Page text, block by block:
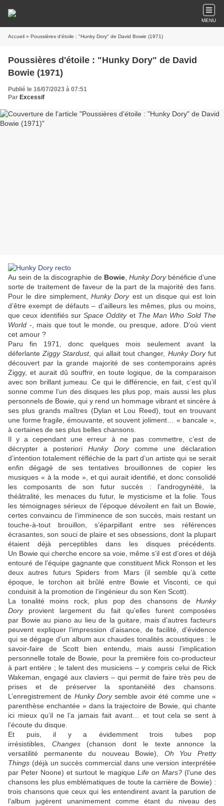
MENU
Accueil » Poussières d'étoile : "Hunky Dory" de David Bowie (1971)
Poussières d'étoile : "Hunky Dory" de David
Bowie (1971)
Publié le 16/07/2023 à 07:51
Par Excessif
Au sein de la discographie de Bowie, Hunky Dorybénéficie d’une
sorte de traitement de faveur de la part de la majorité des fans.
Pour le dire simplement,Hunky Doryest un disque qui est loin
d’être exempt de défauts – d’ailleurs les mêmes, plus ou moins,
que ceux identifiés surSpace Oddity et The Man Who Sold The
World -, mais que tout le monde, ou presque, adore. D’où vient
cet amour ?
Paru fin 1971, donc quelques mois seulement avant la
déferlanteZiggy Stardust, qui allait tout changer, Hunky Doryfut
découvert par la grande majorité de ses contemporains après
Ziggy, et aurait dû souffrir, en toute logique, de la comparaison
avec son brillant jumeau. Ce qui le différencie, en fait, c’est qu’il
sonne comme l’un des disques les plus pop, mais aussi les plus
personnels de Bowie , qui y rend un hommage vibrant et sincère à
ses plus grands maîtres (Dylanet Lou Reed), tout en trouvant
une forme fragile, émouvante, et souvent joliment… « bancale »,
à certaines de ses plus belles chansons.
Il y a cependant une erreur à ne pas commettre, c’est de
décrypter a posterioriHunky Dorycomme une déclaration
d’intention totalement réfléchie de la part d’un artiste qui se serait
enfin dégagé de ses tentatives brouillonnes de copier les
musiques « à la mode », et qui aurait identifié, et donc consolidé
les composants de son futur succès : l’androgynéité, la
théâtralité, les menaces du futur, le mysticisme et la folie. Tous
les témoignages sérieux de l’époque dévoilent en fait un Bowie
certes convaincu de l’imminence de son succès, mais restant un
touche-à-tout brouillon, s’éparpillant entre ses références
écrasantes, son souci de plaire et ses obsessions, dont la plupart
étaient déjà perceptibles dans les disques précédents.
Un Bowie qui cherche encore sa voie, même s’il est d’ores et déjà
entouré de l’équipe gagnante que constituent Mick Ronson et les
deux autres futursSpiders from Mars (il semble qu’à cette
époque, le torchon ait brûlé entre Bowie etVisconti , ce qui
conduisit à la promotion de l’ingénieur du son Ken Scott).
La tonalité moins rock, plus pop des chansons de Hunky
Doryprovient largement du fait qu’elles furent composées
par Bowieau piano au lieu de la guitare, mais d’autres facteurs
peuvent expliquer l’impression d’aisance, de facilité, d’évidence
qui se dégage d’un album aux chaudes tonalités acoustiques : le
savoir-faire de Scott bien entendu, mais aussi l’implication
personnelle totale de Bowie , pour la première fois co-producteur
à part entière ; le talent des musiciens – y compris celui de Rick
Wakeman , engagé aux claviers – qui permit de faire très peu de
prises et de préserver la spontanéité des chansons.
L’enregistrement de Hunky Dorysemble avoir été comme une «
parenthèse enchantée » dans la trajectoire de Bowie , qui chante
ici mieux qu’il ne l’a jamais fait avant… et tout cela se sent à
l’écoute du disque.
Et puis, il y a évidemment trois tubes pop
irrésistibles, Changes (chanson dont le texte annonce la
versatilité permanente du nouveau Bowie), Oh You Pretty
Things (déjà un succès commercial dans une version interprétée
par Peter Noone) et surtout le magique Life on Mars? (l’une des
chansons les plus emblématiques de toute la carrière de Bowie) :
trois chansons que ceux qui les entendirent avant la parution de
l’album jugèrent unanimement comme étant du niveau des